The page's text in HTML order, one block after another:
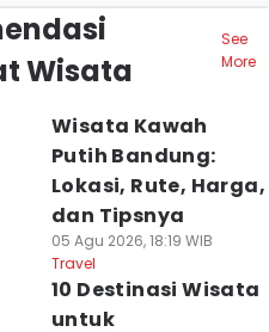
Wisata
See
More
Wisata Kawah
Putih Bandung:
Lokasi, Rute, Harga,
dan Tipsnya
05 Agu 2026, 18:19 WIB
Travel
10 Destinasi Wisata
untuk